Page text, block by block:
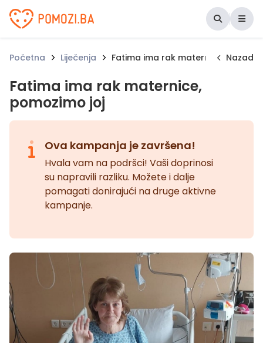
Udruženje Pomozi.ba
Početna Liječenja Fatima ima rak maternice, Nazad
Fatima ima rak maternice,
pomozimo joj
Ova kampanja je završena!
Hvala vam na podršci! Vaši doprinosi
su napravili razliku. Možete i dalje
pomagati donirajući na druge aktivne
kampanje.